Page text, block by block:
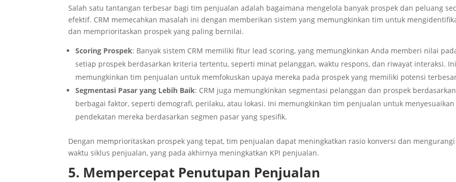
Salah satu tantangan terbesar bagi tim penjualan adalah bagaimana mengelola banyak prospek dan peluang
efektif. CRM memecahkan masalah ini dengan memberikan sistem yang memungkinkan tim untuk
dan memprioritaskan prospek yang paling bernilai.
Scoring Prospek: Banyak sistem CRM memiliki fitur lead scoring, yang memungkinkan Anda memberi nilai
setiap prospek berdasarkan kriteria tertentu, seperti minat pelanggan, waktu respons, dan riwayat interaksi. Ini
memungkinkan tim penjualan untuk memfokuskan upaya mereka pada prospek yang memiliki potensi
Segmentasi Pasar yang Lebih Baik: CRM juga memungkinkan segmentasi pelanggan dan prospek berdasarkan
berbagai faktor, seperti demografi, perilaku, atau lokasi. Ini memungkinkan tim penjualan untuk menyesuaikan
pendekatan mereka berdasarkan segmen pasar yang spesifik.
Dengan memprioritaskan prospek yang tepat, tim penjualan dapat meningkatkan rasio konversi dan mengurangi
waktu siklus penjualan, yang pada akhirnya meningkatkan KPI penjualan.
5. Mempercepat Penutupan Penjualan